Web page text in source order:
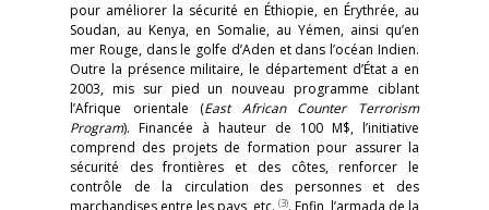
pour améliorer la sécurité en Éthiopie, en Érythrée, au
Soudan, au Kenya, en Somalie, au Yémen, ainsi qu’en
mer Rouge, dans le golfe d’Aden et dans l’océan Indien.
Outre la présence militaire, le département d’État a en
2003, mis sur pied un nouveau programme ciblant
l’Afrique orientale (East African Counter Terrorism
Program). Financée à hauteur de 100 M$, l’initiative
comprend des projets de formation pour assurer la
sécurité des frontières et des côtes, renforcer le
contrôle de la circulation des personnes et des
(3)